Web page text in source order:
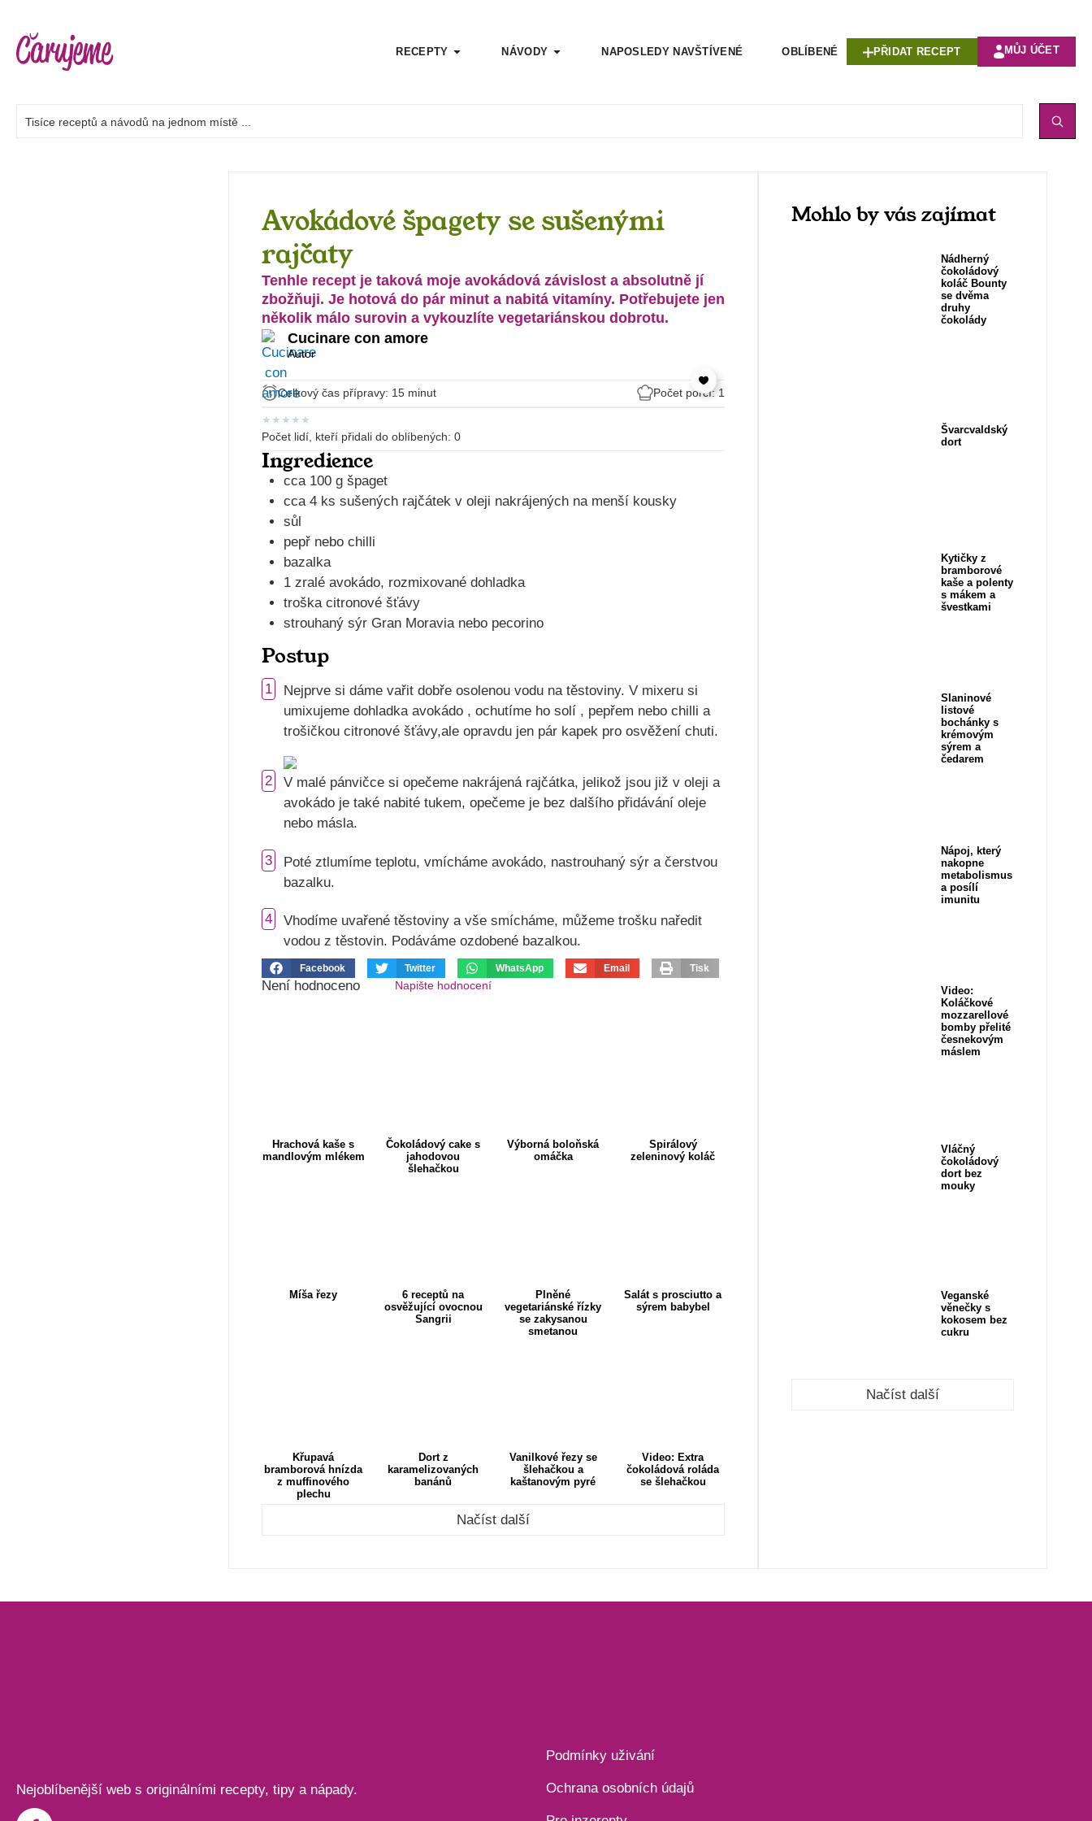
RECEPTY NÁVODY NAPOSLEDY NAVŠTÍVENÉ OBLÍBENÉ PŘIDAT RECEPT MŮJ ÚČET
Avokádové špagety se sušenými
rajčaty
Tenhle recept je taková moje avokádová závislost a absolutně jí
zbožňuji. Je hotová do pár minut a nabitá vitamíny. Potřebujete jen
několik málo surovin a vykouzlíte vegetariánskou dobrotu.
Cucinare con amore
Autor
Celkový čas přípravy: 15 minut Počet porcí: 1
★ ★ ★ ★ ★
Počet lidí, kteří přidali do oblíbených: 0
Ingredience
cca 100 g špaget
cca 4 ks sušených rajčátek v oleji nakrájených na menší kousky
sůl
pepř nebo chilli
bazalka
1 zralé avokádo, rozmixované dohladka
troška citronové šťávy
strouhaný sýr Gran Moravia nebo pecorino
Postup
1
Nejprve si dáme vařit dobře osolenou vodu na těstoviny. V mixeru si
umixujeme dohladka avokádo , ochutíme ho solí , pepřem nebo chilli a
trošičkou citronové šťávy,ale opravdu jen pár kapek pro osvěžení chuti.
2
V malé pánvičce si opečeme nakrájená rajčátka, jelikož jsou již v oleji a
avokádo je také nabité tukem, opečeme je bez dalšího přidávání oleje
nebo másla.
3
Poté ztlumíme teplotu, vmícháme avokádo, nastrouhaný sýr a čerstvou
bazalku.
4
Vhodíme uvařené těstoviny a vše smícháme, můžeme trošku naředit
vodou z těstovin. Podáváme ozdobené bazalkou.
Facebook Twitter WhatsApp Email Tisk
Není hodnoceno Napište hodnocení
Hrachová kaše s
mandlovým mlékem
Čokoládový cake s
jahodovou
šlehačkou
Výborná boloňská
omáčka
Spirálový
zeleninový koláč
Míša řezy
6 receptů na
osvěžující ovocnou
Sangrii
Plněné
vegetariánské řízky
se zakysanou
smetanou
Salát s prosciutto a
sýrem babybel
Křupavá
bramborová hnízda
z muffinového
plechu
Dort z
karamelizovaných
banánů
Vanilkové řezy se
šlehačkou a
kaštanovým pyré
Video: Extra
čokoládová roláda
se šlehačkou
Načíst další
Mohlo by vás zajímat
Nádherný
čokoládový
koláč Bounty
se dvěma
druhy
čokolády
Švarcvaldský
dort
Kytičky z
bramborové
kaše a polenty
s mákem a
švestkami
Slaninové
listové
bochánky s
krémovým
sýrem a
čedarem
Nápoj, který
nakopne
metabolismus
a posílí
imunitu
Video:
Koláčkové
mozzarellové
bomby přelité
česnekovým
máslem
Vláčný
čokoládový
dort bez
mouky
Veganské
věnečky s
kokosem bez
cukru
Načíst další
Nejoblíbenější web s originálními recepty, tipy a nápady.
Podmínky uživání
Ochrana osobních údajů